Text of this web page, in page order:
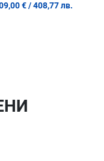
€ / 408,77 лв.